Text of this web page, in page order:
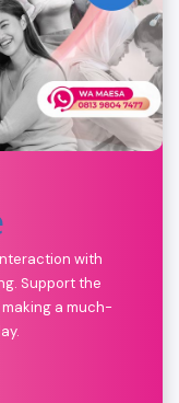
with
Support the
a much-